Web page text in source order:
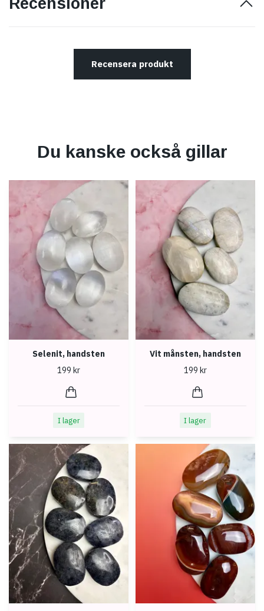
Recensioner
Recensera produkt
Du kanske också gillar
Selenit, handsten
199 kr
I lager
Vit månsten, handsten
199 kr
I lager